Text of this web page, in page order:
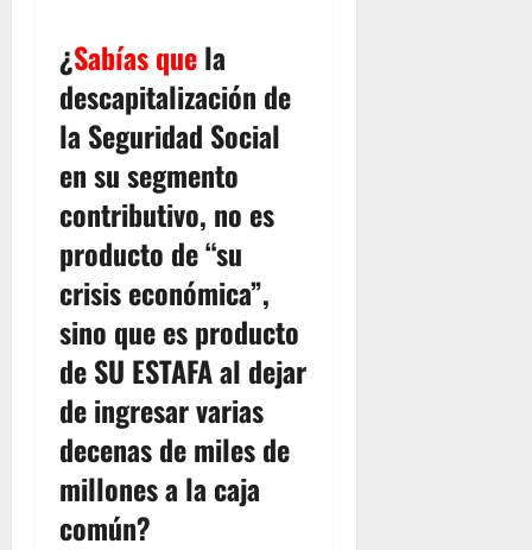
¿Sabías quela
descapitalización de
la Seguridad Social
en su segmento
contributivo, no es
producto de “su
crisis económica”,
sino que es producto
de SU ESTAFA al dejar
de ingresar varias
decenas de miles de
millones a la caja
común?